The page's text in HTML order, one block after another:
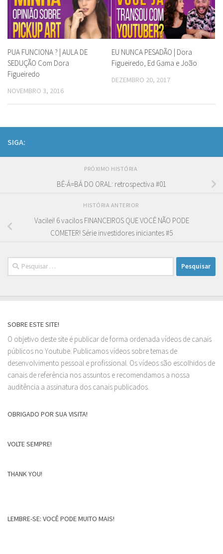
PUA FUNCIONA ? | AULA DE
SEDUÇÃO Com Dora
Figueiredo
NOVEMBRO 3, 2016
EU NUNCA PESADÃO | Dora
Figueiredo, Ed Gama e João
DEZEMBRO 20, 2017
SIGA:
PRÓXIMO HISTÓRIA
BÊ-Á=BÁ DO ORAL: retrospectiva #01
HISTÓRIA ANTERIOR
Vacilei! 6 vacilos FINANCEIROS QUE VOCÊ NÃO PODE
COMETER! Série investidores iniciantes #5
Pesquisar
por:
SOBRE ESTE SITE!
O objetivo deste site é publicar de forma ordenada vídeos de canais
públicos no Youtube. Publicamos vídeos sobre temas de
desenvolvimento pessoal e profissional. Os vídeos são escolhidos de
canais de referência nos assuntos e recomendamos a nossa
auditência a assinatura dos canais publicados.
OBRIGADO POR SUA VISITA!
VOLTE SEMPRE!
THANK YOU!
LEMBRE-SE: VOCÊ PODE MUITO MAIS!